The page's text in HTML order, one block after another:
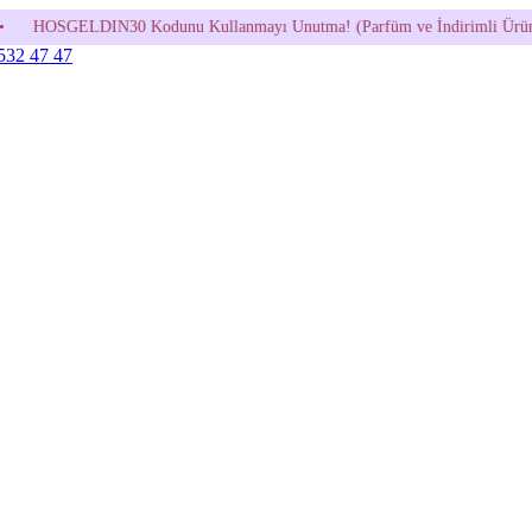
Kullanmayı Unutma! (Parfüm ve İndirimli Ürünlerde Geçerli
47 47